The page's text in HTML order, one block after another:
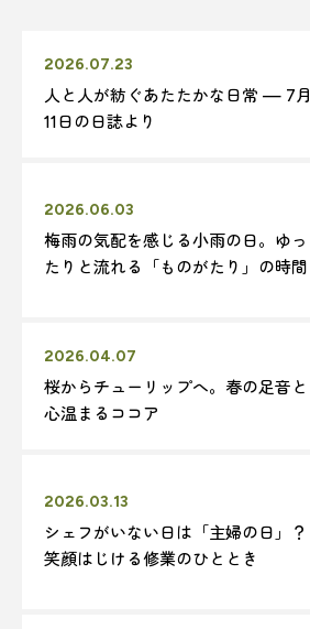
2026.07.23
人と人が紡ぐあたたかな日常 — 7月
11日の日誌より
2026.06.03
梅雨の気配を感じる小雨の日。ゆっ
たりと流れる「ものがたり」の時間
2026.04.07
桜からチューリップへ。春の足音と
心温まるココア
2026.03.13
シェフがいない日は「主婦の日」？
笑顔はじける修業のひととき